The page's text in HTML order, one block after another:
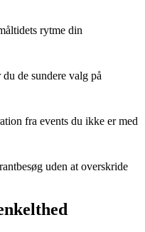
rytme din
de sundere valg på
fra events du ikke er med
uden at overskride